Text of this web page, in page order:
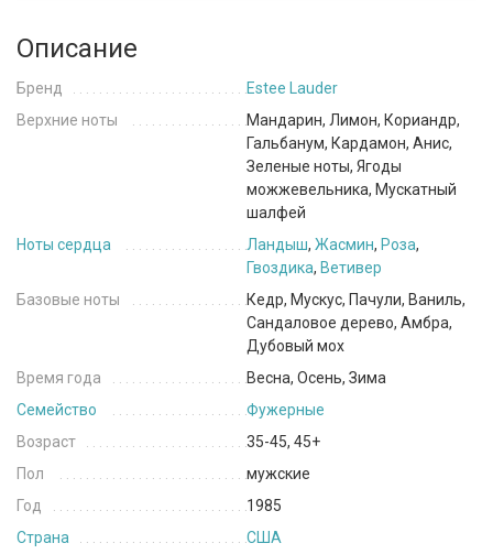
Описание
Бренд
Estee Lauder
Верхние ноты
Мандарин, Лимон, Кориандр,
Гальбанум, Кардамон, Анис,
Зеленые ноты, Ягоды
можжевельника, Мускатный
шалфей
Ноты сердца
Ландыш, Жасмин, Роза,
Гвоздика, Ветивер
Базовые ноты
Кедр, Мускус, Пачули, Ваниль,
Сандаловое дерево, Амбра,
Дубовый мох
Время года
Весна, Осень, Зима
Семейство
Фужерные
Возраст
35-45, 45+
Пол
мужские
Год
1985
Страна
США